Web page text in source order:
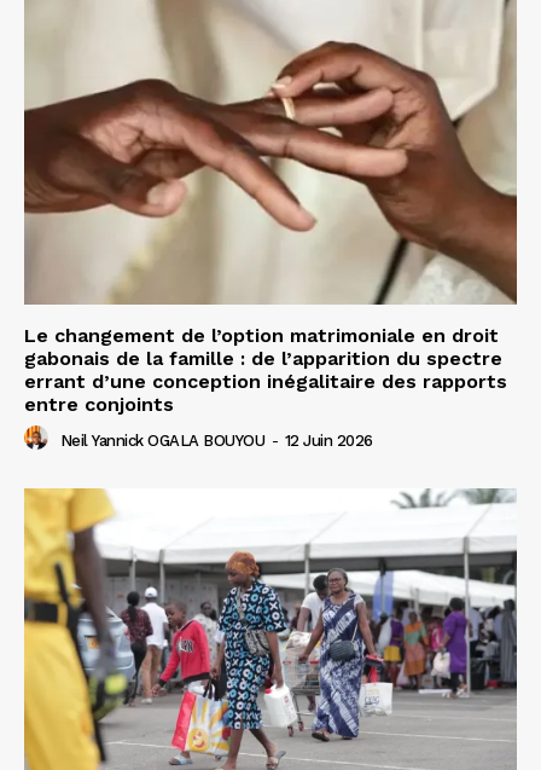
Le changement de l’option matrimoniale en droit
gabonais de la famille : de l’apparition du spectre
errant d’une conception inégalitaire des rapports
entre conjoints
Neil Yannick OGALA BOUYOU - 12 Juin 2026